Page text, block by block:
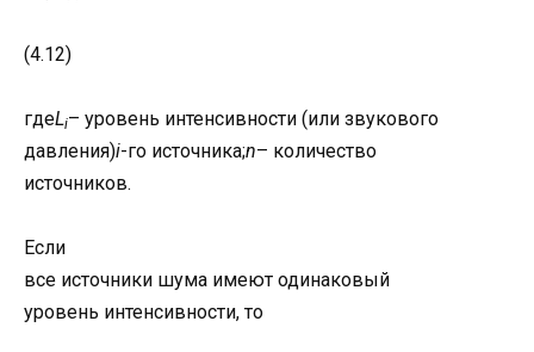
(4.12)
гдеLi– уровень интенсивности (или звукового
давления)i-го источника;n– количество
источников.
Если
все источники шума имеют одинаковый
уровень интенсивности, то